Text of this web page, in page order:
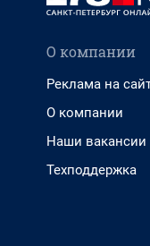
О компании
Реклама на
О компании
Наши вакансии
Техподдержка